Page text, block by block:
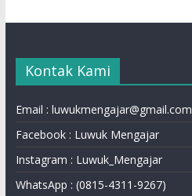
Kontak Kami
Email : luwukmengajar@gmail.com
Facebook : Luwuk Mengajar
Instagram : Luwuk_Mengajar
WhatsApp : (0815-4311-9267)